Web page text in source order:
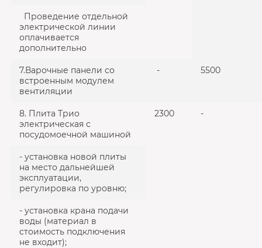
Проведение отдельной
электрической линии
оплачивается
дополнительно
7.Варочные панели со
встроенным модулем
вентиляции
- 5500
8. Плита Трио
электрическая с
посудомоечной машиной
2300 -
- установка новой плиты
на место дальнейшей
эксплуатации,
регулировка по уровню;
- установка крана подачи
воды (материал в
стоимость подключения
не входит);